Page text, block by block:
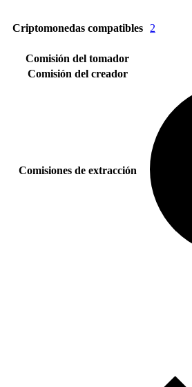
Criptomonedas compatibles
2
Comisión del tomador
Comisión del creador
Comisiones de extracción